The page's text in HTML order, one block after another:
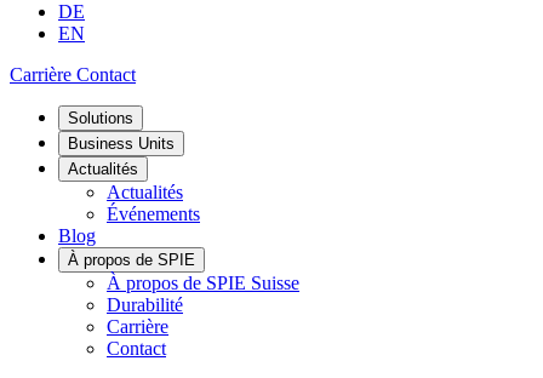
DE
EN
Carrière Contact
Solutions
Business Units
Actualités
Actualités
Événements
Blog
À propos de SPIE
À propos de SPIE Suisse
Durabilité
Carrière
Contact